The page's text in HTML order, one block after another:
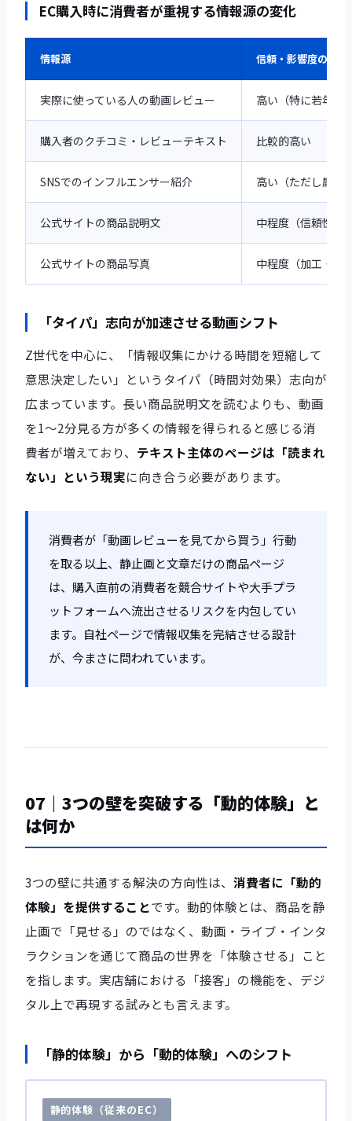
EC購入時に消費者が重視する情報源の変化
情報源 信頼・影響度の傾向
実際に使っている人の動画レビュー 高い（特に若年層
購入者のクチコミ・レビューテキスト 比較的高い
SNSでのインフルエンサー紹介 高い（ただし属性
公式サイトの商品説明文 中程度（信頼性に
公式サイトの商品写真 中程度（加工・演
「タイパ」志向が加速させる動画シフト
Z世代を中心に、「情報収集にかける時間を短縮して
意思決定したい」というタイパ（時間対効果）志向が
広まっています。長い商品説明文を読むよりも、動画
を1〜2分見る方が多くの情報を得られると感じる消
費者が増えており、 テキスト主体のページは「読まれ
ない」という現実に向き合う必要があります。
消費者が「動画レビューを見てから買う」行動
を取る以上、静止画と文章だけの商品ページ
は、購入直前の消費者を競合サイトや大手プラ
ットフォームへ流出させるリスクを内包してい
ます。自社ページで情報収集を完結させる設計
が、今まさに問われています。
07｜3つの壁を突破する「動的体験」と
は何か
3つの壁に共通する解決の方向性は、 消費者に「動的
体験」を提供することです。動的体験とは、商品を静
止画で「見せる」のではなく、動画・ライブ・インタ
ラクションを通じて商品の世界を「体験させる」こと
を指します。実店舗における「接客」の機能を、デジ
タル上で再現する試みとも言えます。
「静的体験」から「動的体験」へのシフト
静的体験（従来のEC）